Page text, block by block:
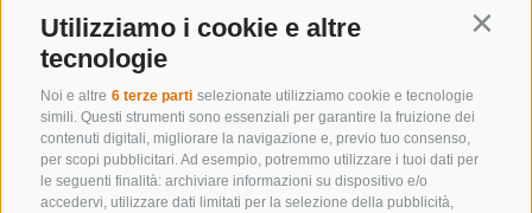
Utilizziamo i cookie e altre
tecnologie
Noi e altre 6 terze parti selezionate utilizziamo cookie e tecnologie
simili. Questi strumenti sono essenziali per garantire la fruizione dei
contenuti digitali, migliorare la navigazione e, previo tuo consenso,
per scopi pubblicitari. Ad esempio, potremmo utilizzare i tuoi dati per
le seguenti finalità: archiviare informazioni su dispositivo e/o
accedervi, utilizzare dati limitati per la selezione della pubblicità,
+39 0472 632 372
info@colleisarco.org
NEWSLETTER
Rimani aggiornato sulle nostre offerte